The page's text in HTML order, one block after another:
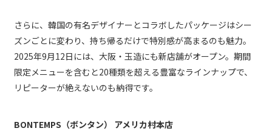
さらに、韓国の有名デザイナーとコラボしたパッケージはシー
ズンごとに変わり、持ち帰るだけで特別感が高まるのも魅力。
2025年9月12日には、大阪・玉造にも新店舗がオープン。期間
限定メニューを含むと20種類を超える豊富なラインナップで、
リピーターが絶えないのも納得です。
BONTEMPS（ボンタン） アメリカ村本店